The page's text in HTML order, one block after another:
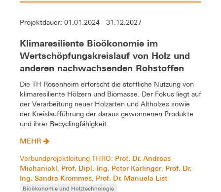
Projektdauer: 01.01.2024 - 31.12.2027
Klimaresiliente Bioökonomie im
Wertschöpfungskreislauf von Holz und
anderen nachwachsenden Rohstoffen
Die TH Rosenheim erforscht die stoffliche Nutzung von
klimaresiliente Hölzern und Biomasse. Der Fokus liegt auf
der Verarbeitung neuer Holzarten und Altholzes sowie
der Kreislaufführung der daraus gewonnenen Produkte
und ihrer Recyclingfähigkeit.
MEHR
Verbundprojektleitung THRO: Prof. Dr. Andreas
Michanickl, Prof. Dipl.-Ing. Peter Karlinger, Prof. Dr.-
Ing. Sandra Krommes, Prof. Dr. Manuela List
Bioökonomie und Holztechnologie